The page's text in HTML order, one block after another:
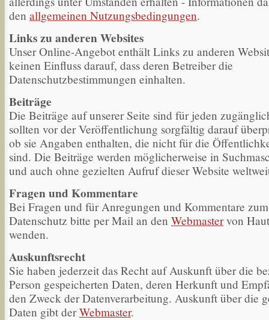
den allgemeinen Nutzungsbedingungen.
Links zu anderen Websites
Unser Online-Angebot enthält Links zu anderen
keinen Einfluss darauf, dass deren Betreiber die
Datenschutzbestimmungen einhalten.
Beiträge
Die Beiträge auf unserer Seite sind für jeden
sollten vor der Veröffentlichung sorgfältig darauf
ob sie Angaben enthalten, die nicht für die
sind. Die Beiträge werden möglicherweise in
und auch ohne gezielten Aufruf dieser Website
Fragen und Kommentare
Bei Fragen und für Anregungen und Kommentare
Datenschutz bitte per Mail an den Webmastervon
wenden.
Auskunftsrecht
Sie haben jederzeit das Recht auf Auskunft über die
Person gespeicherten Daten, deren Herkunft und
den Zweck der Datenverarbeitung. Auskunft über die
Daten gibt derWebmaster.